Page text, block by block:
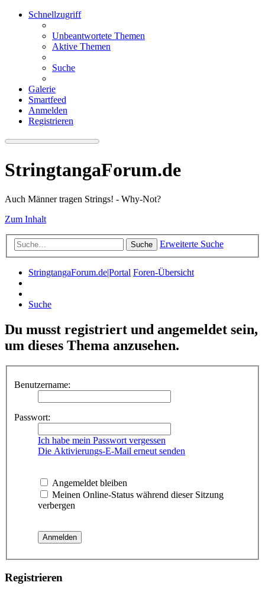
Schnellzugriff
Unbeantwortete Themen
Aktive Themen
Suche
Galerie
Smartfeed
Anmelden
Registrieren
StringtangaForum.de
Auch Männer tragen Strings! - Why-Not?
Zum Inhalt
Suche Erweiterte Suche
StringtangaForum.de|Portal Foren-Übersicht
Suche
Du musst registriert und angemeldet sein,
um dieses Thema anzusehen.
Benutzername:
Passwort:
Ich habe mein Passwort vergessen
Die Aktivierungs-E-Mail erneut senden
Angemeldet bleiben
Meinen Online-Status während dieser Sitzung
verbergen
Registrieren